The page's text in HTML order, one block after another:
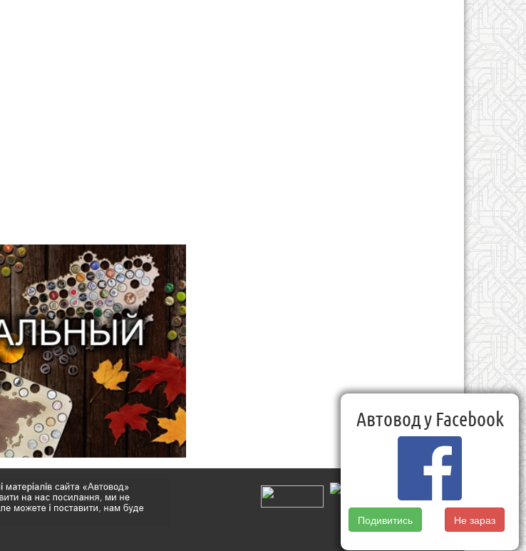
Автовод у Facebook
Подивитись Не зараз